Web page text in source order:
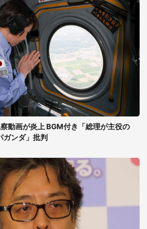
動画が炎上 BGM付き「総理が主役の
ガンダ」批判